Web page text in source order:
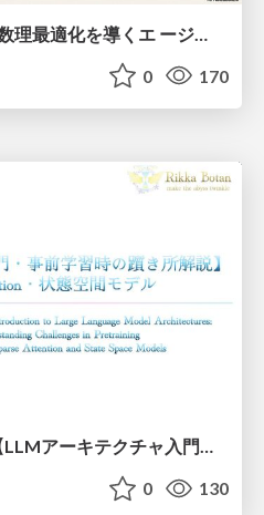
0 170
HackSick vol.7 LT資料【LLMアーキテクチャ入門・事前学習時の躓き所解説】 スパースなAttention・状態空間モデル
0 130